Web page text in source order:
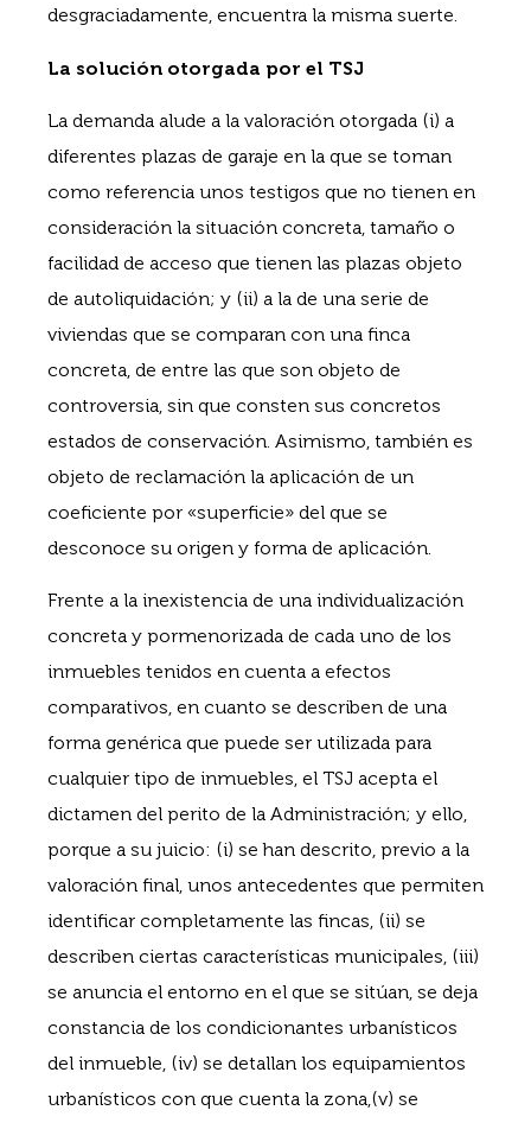
desgraciadamente, encuentra la misma suerte.
La solución otorgada por el TSJ
La demanda alude a la valoración otorgada (i) a
diferentes plazas de garaje en la que se toman
como referencia unos testigos que no tienen en
consideración la situación concreta, tamaño o
facilidad de acceso que tienen las plazas objeto
de autoliquidación; y (ii) a la de una serie de
viviendas que se comparan con una finca
concreta, de entre las que son objeto de
controversia, sin que consten sus concretos
estados de conservación. Asimismo, también es
objeto de reclamación la aplicación de un
coeficiente por «superficie» del que se
desconoce su origen y forma de aplicación.
Frente a la inexistencia de una individualización
concreta y pormenorizada de cada uno de los
inmuebles tenidos en cuenta a efectos
comparativos, en cuanto se describen de una
forma genérica que puede ser utilizada para
cualquier tipo de inmuebles, el TSJ acepta el
dictamen del perito de la Administración; y ello,
porque a su juicio: (i) se han descrito, previo a la
valoración final, unos antecedentes que permiten
identificar completamente las fincas, (ii) se
describen ciertas características municipales, (iii)
se anuncia el entorno en el que se sitúan, se deja
constancia de los condicionantes urbanísticos
del inmueble, (iv) se detallan los equipamientos
urbanísticos con que cuenta la zona,(v) se